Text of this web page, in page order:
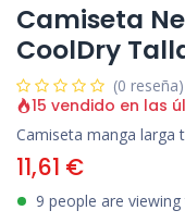
Camiseta
CoolDry
(0 reseña)
15 vendido en las
Camiseta manga larga
11,61 €
9 people are